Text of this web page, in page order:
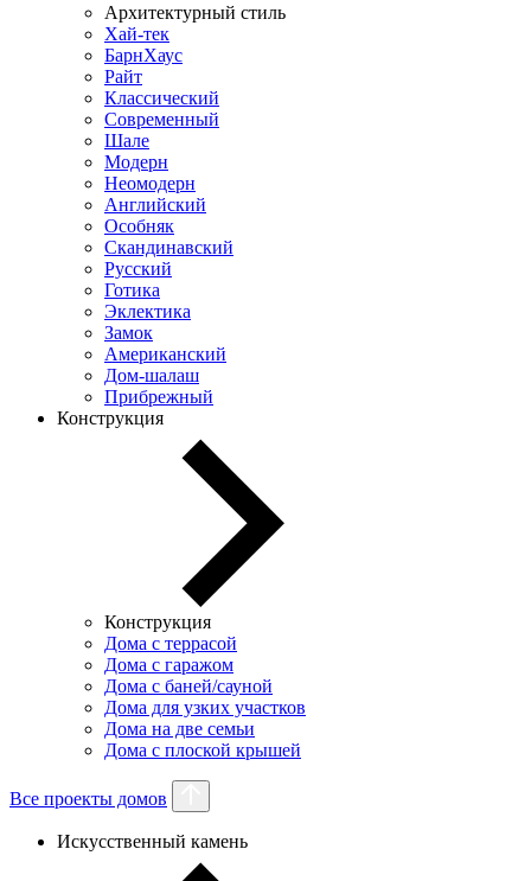
Архитектурный стиль
Хай-тек
БарнХаус
Райт
Классический
Современный
Шале
Модерн
Неомодерн
Английский
Особняк
Скандинавский
Русский
Готика
Эклектика
Замок
Американский
Дом-шалаш
Прибрежный
Конструкция
Конструкция
Дома с террасой
Дома с гаражом
Дома с баней/сауной
Дома для узких участков
Дома на две семьи
Дома с плоской крышей
Все проекты домов
Искусственный камень